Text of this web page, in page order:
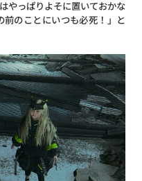
やっぱりよそに置いておかな
前のことにいつも必死！」と